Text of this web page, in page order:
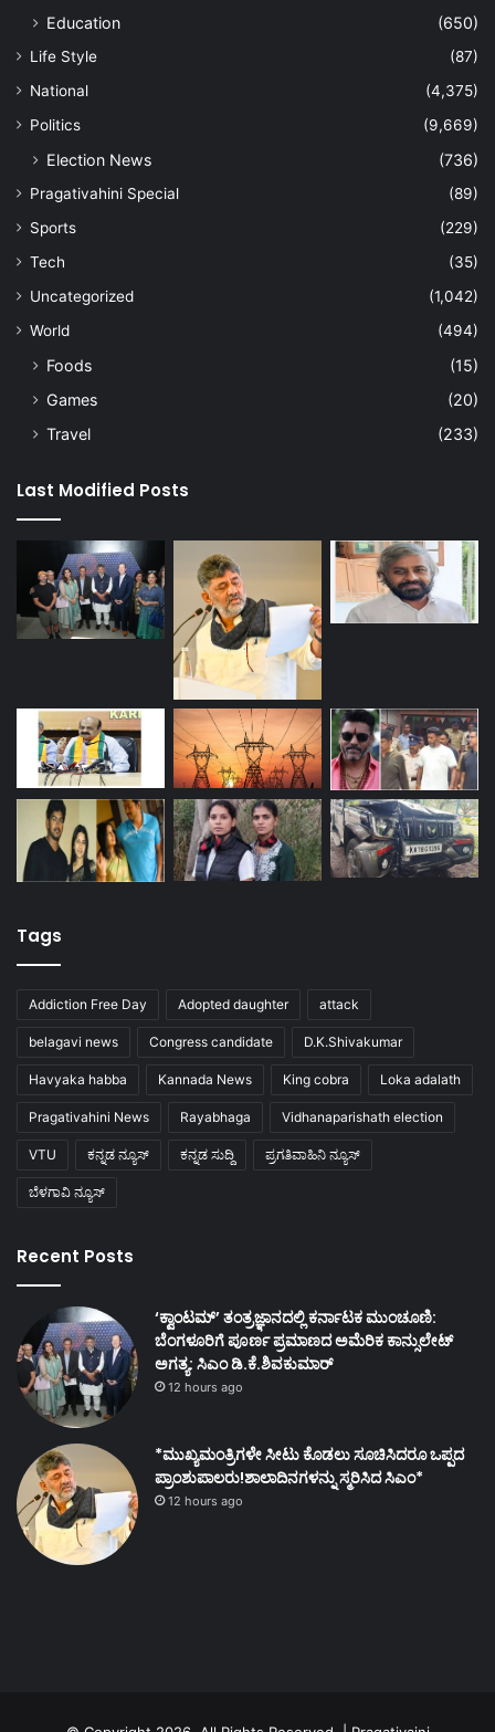
Education
(650)
Life Style
(87)
National
(4,375)
Politics
(9,669)
Election News (736)
Pragativahini Special
(89)
Sports
(229)
Tech
(35)
Uncategorized
(1,042)
World
(494)
Foods
(15)
Games
(20)
Travel
(233)
Last Modified Posts
Tags
Addiction Free Day Adopted daughter attack
belagavi news Congress candidate D.K.Shivakumar
Havyaka habba Kannada News King cobra Loka adalath
Pragativahini News Rayabhaga Vidhanaparishath election
VTU ಕನ್ನಡ ನ್ಯೂಸ್ ಕನ್ನಡ ಸುದ್ದಿ ಪ್ರಗತಿವಾಹಿನಿ ನ್ಯೂಸ್
ಬೆಳಗಾವಿ ನ್ಯೂಸ್
Recent Posts
‘ಕ್ವಾಂಟಮ್’ ತಂತ್ರಜ್ಞಾನದಲ್ಲಿ ಕರ್ನಾಟಕ ಮುಂಚೂಣಿ:
ಬೆಂಗಳೂರಿಗೆ ಪೂರ್ಣ ಪ್ರಮಾಣದ ಅಮೆರಿಕ ಕಾನ್ಸುಲೇಟ್
ಅಗತ್ಯ: ಸಿಎಂ ಡಿ.ಕೆ.ಶಿವಕುಮಾರ್
12 hours ago
*ಮುಖ್ಯಮಂತ್ರಿಗಳೇ ಸೀಟು ಕೊಡಲು ಸೂಚಿಸಿದರೂ ಒಪ್ಪದ
ಪ್ರಾಂಶುಪಾಲರು!ಶಾಲಾದಿನಗಳನ್ನು ಸ್ಮರಿಸಿದ ಸಿಎಂ*
12 hours ago